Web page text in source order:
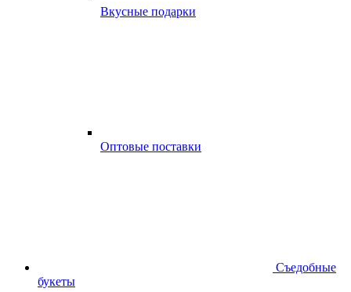
Вкусные подарки
Оптовые поставки
Съедобные
букеты